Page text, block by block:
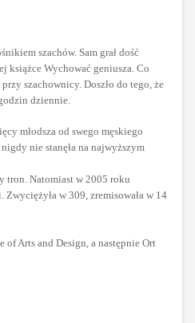
szachów. Sam grał dość
książce Wychować geniusza. Co
szachownicy. Doszło do tego, że
dziennie.
młodsza od swego męskiego
nie stanęła na najwyższym
tron. Natomiast w 2005 roku
w 309, zremisowała w 14
of Arts and Design, a następnie Ort